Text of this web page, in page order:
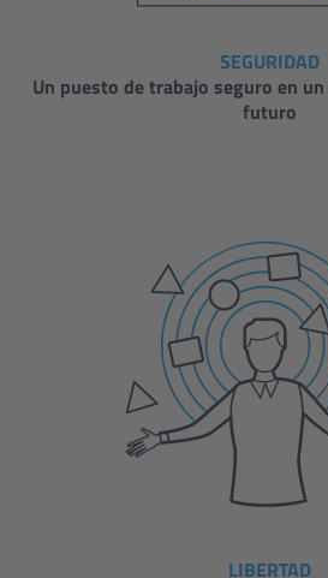
SEGURIDAD
Un puesto de trabajo seguro en
futuro
LIBERTAD